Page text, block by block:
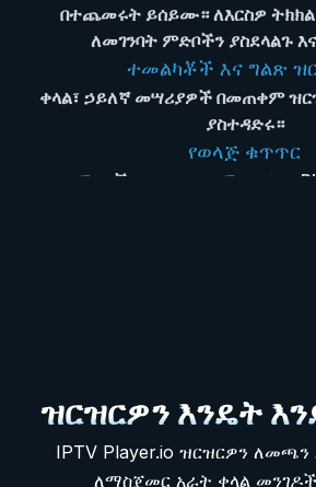
በተጨመሩት ይሰይሙ። ለእርስዎ
ለመገንባት ምድቦችን ያስደላልጉ
ተመልካቾች እና ግልጽ
ቀላል፣ ኃይለኛ መሣሪያዎች በመጠቀም
ያስተዳድሩ።
የወላጅ ቁጥጥር
ምድቦችን ይደብቁ ወይም ይቆልፉ፣
ዝርዝርዎን እንዴት
IPTV Player.io ዝርዝርዎን ለመጫን
ለማስጀመር አራት ቀላል